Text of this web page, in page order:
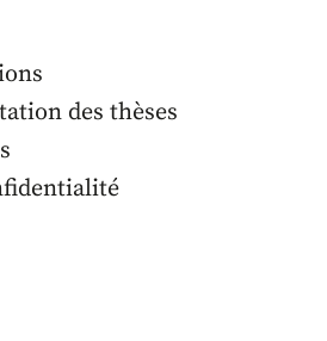
des thèses